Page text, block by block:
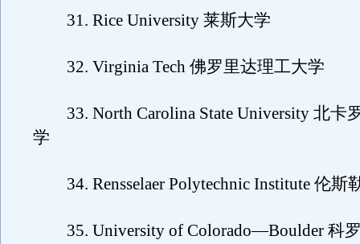
31. Rice University 莱斯大学
32. Virginia Tech 佛罗里达理工大学
33. North Carolina State University 北卡
学
34. Rensselaer Polytechnic Institute 伦斯
35. University of Colorado—Boulder 科